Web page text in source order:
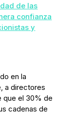
de las
confianza
y
en la
a directores
que el 30% de
cadenas de